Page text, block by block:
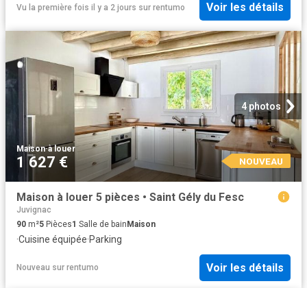
Vu la première fois il y a 2 jours sur rentumo Voir les détails
4 photos
Maison·à louer
1 627 € NOUVEAU
Maison à louer 5 pièces • Saint Gély du Fesc
Juvignac
90 m²5 Pièces1 Salle de bain Maison
·Cuisine équipée·Parking
Nouveau sur rentumo Voir les détails